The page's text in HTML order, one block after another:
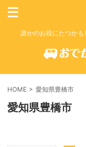
誰かのお役にたつかも
HOME > 愛知県豊橋市
愛知県豊橋市